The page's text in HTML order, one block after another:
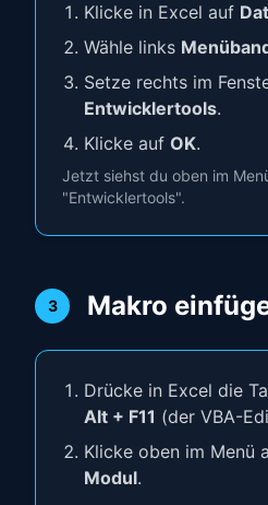
Klicke in Excel auf
Wähle links
Setze rechts im
Entwicklertools.
Klicke auf OK.
Jetzt siehst du oben im
"Entwicklertools".
3 Makro
Drücke in Excel die
Alt + F11 (der VBA-
Klicke oben im Menü
Modul.